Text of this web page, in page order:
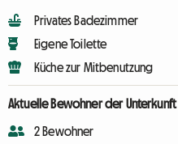
Privates Badezimmer
Eigene Toilette
Küche zur Mitbenutzung
Aktuelle Bewohner der Unterkunft
2 Bewohner